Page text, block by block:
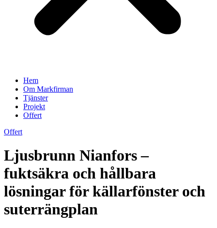
Hem
Om Markfirman
Tjänster
Projekt
Offert
Offert
Ljusbrunn Nianfors –
fuktsäkra och hållbara
lösningar för källarfönster och
suterrängplan